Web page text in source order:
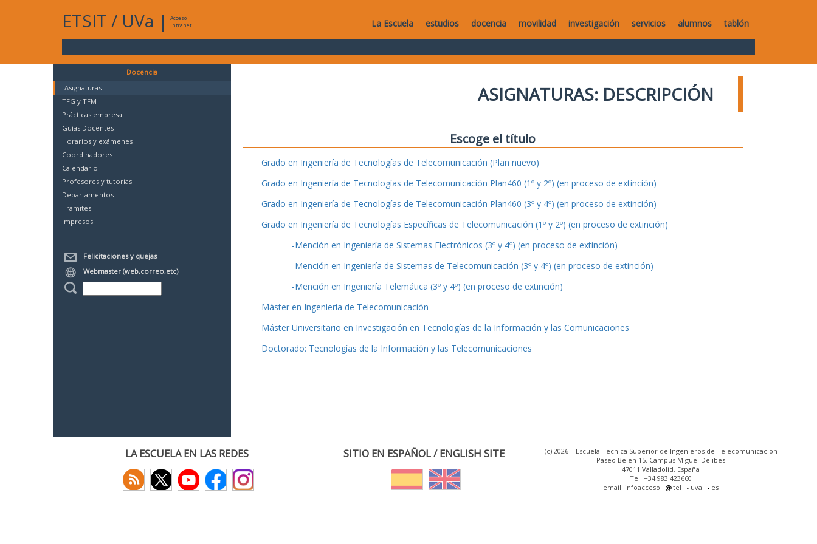
ETSIT / UVa |
Acceso
Intranet
La Escuela estudios docencia movilidad investigación servicios alumnos tablón
Docencia
Asignaturas
TFG y TFM
Prácticas empresa
Guías Docentes
Horarios y exámenes
Coordinadores
Calendario
Profesores y tutorías
Departamentos
Trámites
Impresos
Felicitaciones y quejas
Webmaster (web,correo,etc)
ASIGNATURAS: DESCRIPCIÓN
Escoge el título
Grado en Ingeniería de Tecnologías de Telecomunicación (Plan nuevo)
Grado en Ingeniería de Tecnologías de Telecomunicación Plan460 (1º y 2º) (en proceso de extinción)
Grado en Ingeniería de Tecnologías de Telecomunicación Plan460 (3º y 4º) (en proceso de extinción)
Grado en Ingeniería de Tecnologías Específicas de Telecomunicación (1º y 2º) (en proceso de extinción)
-Mención en Ingeniería de Sistemas Electrónicos (3º y 4º) (en proceso de extinción)
-Mención en Ingeniería de Sistemas de Telecomunicación (3º y 4º) (en proceso de extinción)
-Mención en Ingeniería Telemática (3º y 4º) (en proceso de extinción)
Máster en Ingeniería de Telecomunicación
Máster Universitario en Investigación en Tecnologías de la Información y las Comunicaciones
Doctorado: Tecnologías de la Información y las Telecomunicaciones
LA ESCUELA EN LAS REDES SITIO EN ESPAÑOL / ENGLISH SITE
(c) 2026 :: Escuela Técnica Superior de Ingenieros de Telecomunicación
Paseo Belén 15. Campus Miguel Delibes
47011 Valladolid, España
Tel: +34 983 423660
email: infoacceso
tel uva es